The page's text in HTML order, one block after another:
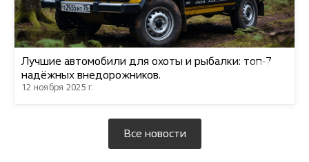
Лучшие автомобили для охоты и рыбалки: топ‑7
надёжных внедорожников.
12 ноября 2025 г.
Все новости